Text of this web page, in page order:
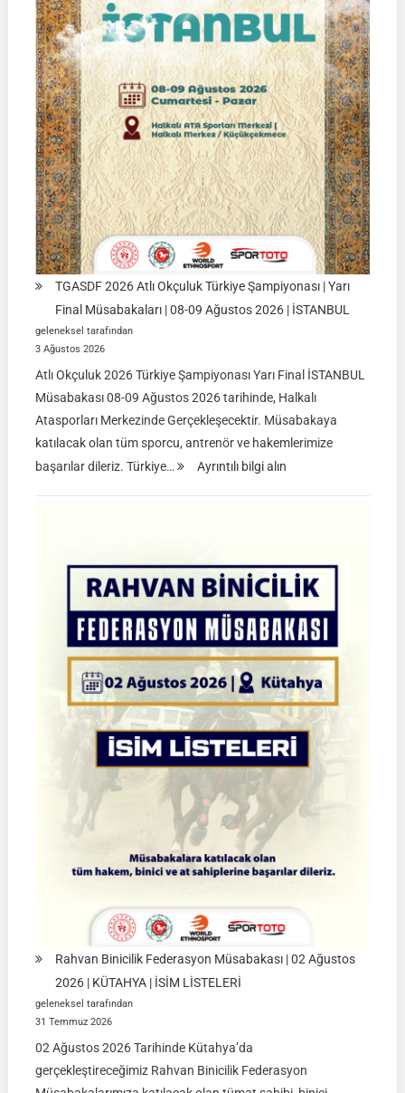
Ağustos
2026
|
Ulupamir-
Erciş/VAN
TGASDF 2026 Atlı Okçuluk Türkiye Şampiyonası | Yarı
Final Müsabakaları | 08-09 Ağustos 2026 | İSTANBUL
geleneksel tarafından
3 Ağustos 2026
Atlı Okçuluk 2026 Türkiye Şampiyonası Yarı Final İSTANBUL
Müsabakası 08-09 Ağustos 2026 tarihinde, Halkalı
Atasporları Merkezinde Gerçekleşecektir. Müsabakaya
katılacak olan tüm sporcu, antrenör ve hakemlerimize
başarılar dileriz. Türkiye…
Ayrıntılı bilgi alın:
Türkiye
Şampiyonası
Yarı
Final
Müsabakaları
|
08-
09
2026
İSTANBUL
Rahvan Binicilik Federasyon Müsabakası | 02 Ağustos
2026 | KÜTAHYA | İSİM LİSTELERİ
geleneksel tarafından
31 Temmuz 2026
02 Ağustos 2026 Tarihinde Kütahya’da
gerçekleştireceğimiz Rahvan Binicilik Federasyon